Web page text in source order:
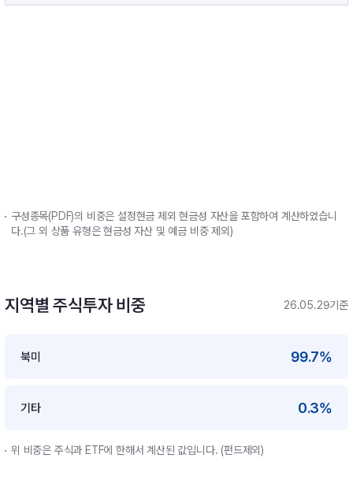
구성종목(PDF)의 비중은 설정현금 제외 현금성 자산을 포함하여 계산하였습니
다.(그 외 상품 유형은 현금성 자산 및 예금 비중 제외)
지역별 주식투자 비중 26.05.29기준
북미 99.7%
기타 0.3%
위 비중은 주식과 ETF에 한해서 계산된 값입니다. (펀드제외)